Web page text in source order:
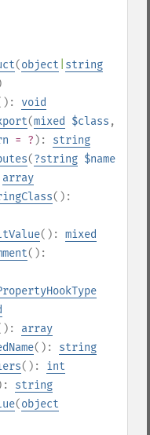
(object string
void
(mixed $class ,
= ? ): string
(?string $name
array
():
(): mixed
():
array
(): string
(): int
string
(object